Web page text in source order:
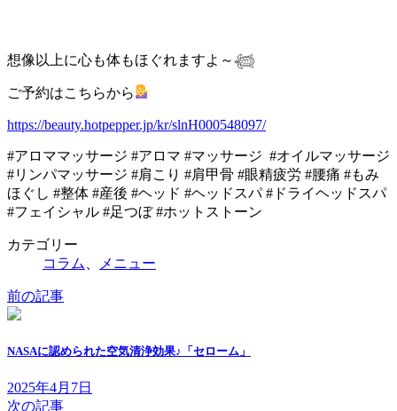
想像以上に心も体もほぐれますよ～𓆉
ご予約はこちらから
https://beauty.hotpepper.jp/kr/slnH000548097/
#アロママッサージ #アロマ #マッサージ #オイルマッサージ
#リンパマッサージ #肩こり #肩甲骨 #眼精疲労 #腰痛 #もみ
ほぐし #整体 #産後 #ヘッド #ヘッドスパ #ドライヘッドスパ
#フェイシャル #足つぼ #ホットストーン
カテゴリー
コラム
メニュー
前の記事
NASAに認められた空気清浄効果♪「セローム」
2025年4月7日
次の記事